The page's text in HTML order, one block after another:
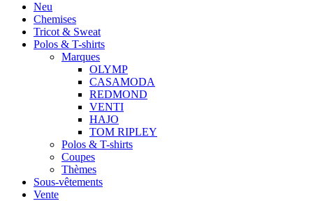
Neu
Chemises
Tricot & Sweat
Polos & T-shirts
Marques
OLYMP
CASAMODA
REDMOND
VENTI
HAJO
TOM RIPLEY
Polos & T-shirts
Coupes
Thèmes
Sous-vêtements
Vente